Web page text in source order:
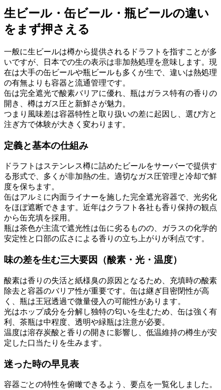
生ビール・缶ビール・瓶ビールの違い
をまず押さえる
一般に生ビールは樽から提供されるドラフトを指すことが多
いですが、日本での生の表示は非加熱処理を意味します。現
在は大手の缶ビールや瓶ビールも多くが生で、違いは熱処理
の有無よりも容器と流通管理です。
缶は完全遮光で酸素バリアに優れ、瓶はガラス特有の香りの
開き、樽はガス圧と新鮮さが魅力。
つまり風味差は容器特性と取り扱いの差に起因し、選び方と
注ぎ方で体験が大きく変わります。
定義と基本の仕組み
ドラフトはステンレス樽に詰めたビールをサーバーで提供す
る形式で、多くが非加熱の生。適切なガス圧管理と冷却で鮮
度を保ちます。
缶はアルミに内面ライナーを施した完全遮光容器で、光劣化
をほぼ遮断できます。近年はクラフト各社も香り保持の観点
から缶充填を採用。
瓶は茶色が主流で遮光性は缶に劣るものの、ガラスの化学的
安定性と口部の広さによる香りの立ち上がりが利点です。
味の差を生む三大要因（酸素・光・温度）
酸素は香りの失活と紙様臭の原因となるため、充填時の酸素
除去と容器のバリア性が重要です。缶は継ぎ目密閉性が高
く、瓶は王冠透過で微量侵入の可能性があります。
光はホップ成分を分解し独特の匂いを生むため、缶は強く有
利、茶瓶は中程度、透明や緑瓶は注意が必要。
温度は溶存炭酸と香りの開きに影響し、低温維持の樽生が安
定した口当たりを生みます。
迷った時の早見表
容器ごとの特性を俯瞰できるよう、要点を一覧化しました。